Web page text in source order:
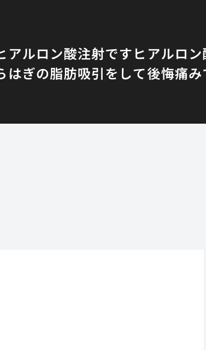
アルロン酸注射ですヒアルロ
はぎの脂肪吸引をして後悔痛